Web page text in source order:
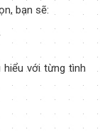
bạn sẽ:
với từng tình